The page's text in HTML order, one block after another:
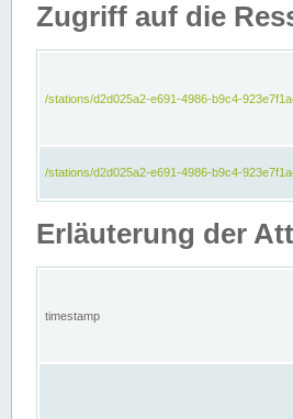
Zugriff auf die
/stations/d2d025a2-e691-4986-b9c4-
/stations/d2d025a2-e691-4986-b9c4-
Erläuterung der
timestamp